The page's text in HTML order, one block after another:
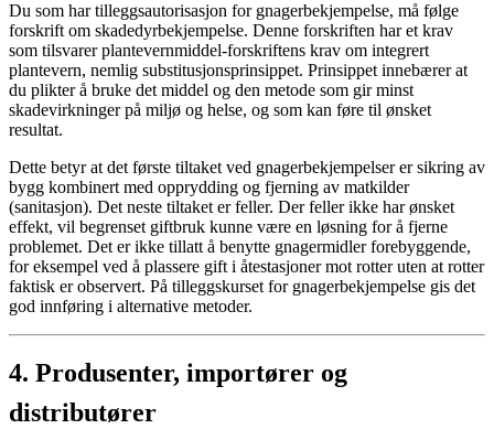
Du som har tilleggsautorisasjon for gnagerbekjempelse, må følge
forskrift om skadedyrbekjempelse. Denne forskriften har et krav
som tilsvarer plantevernmiddel-forskriftens krav om integrert
plantevern, nemlig substitusjonsprinsippet. Prinsippet innebærer at
du plikter å bruke det middel og den metode som gir minst
skadevirkninger på miljø og helse, og som kan føre til ønsket
resultat.
Dette betyr at det første tiltaket ved gnagerbekjempelser er sikring av
bygg kombinert med opprydding og fjerning av matkilder
(sanitasjon). Det neste tiltaket er feller. Der feller ikke har ønsket
effekt, vil begrenset giftbruk kunne være en løsning for å fjerne
problemet. Det er ikke tillatt å benytte gnagermidler forebyggende,
for eksempel ved å plassere gift i åtestasjoner mot rotter uten at rotter
faktisk er observert. På tilleggskurset for gnagerbekjempelse gis det
god innføring i alternative metoder.
4. Produsenter, importører og
distributører